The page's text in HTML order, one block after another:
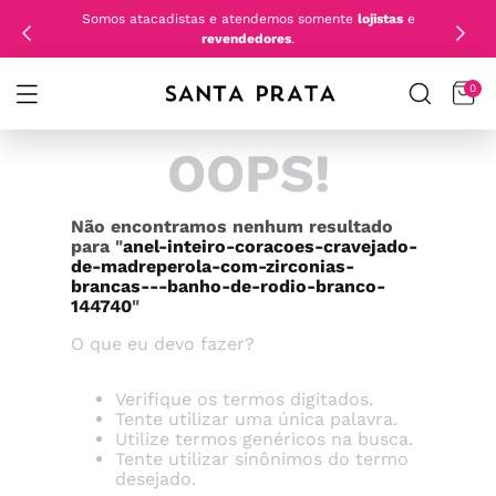
Somos atacadistas e atendemos somente lojistase
revendedores.
0
OOPS!
Não encontramos nenhum resultado
para "anel-inteiro-coracoes-cravejado-
de-madreperola-com-zirconias-
brancas---banho-de-rodio-branco-
144740"
O que eu devo fazer?
Verifique os termos digitados.
Tente utilizar uma única palavra.
Utilize termos genéricos na busca.
Tente utilizar sinônimos do termo
desejado.